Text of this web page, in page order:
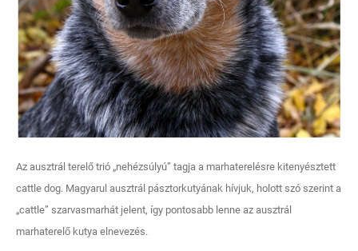
Az ausztrál terelő trió „nehézsúlyú” tagja a marhaterelésre kitenyésztett
cattle dog. Magyarul ausztrál pásztorkutyának hívjuk, holott szó szerint a
„cattle” szarvasmarhát jelent, így pontosabb lenne az ausztrál
marhaterelő kutya elnevezés.